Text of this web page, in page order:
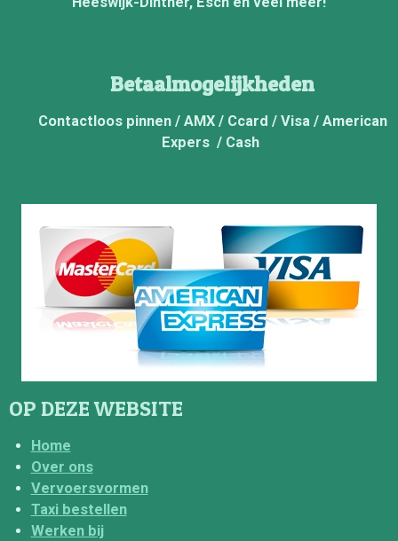
Betaalmogelijkheden
Contactloos pinnen / AMX / Ccard / Visa / American
Expers / Cash
OP DEZE WEBSITE
Home
Over ons
Vervoersvormen
Taxi bestellen
Werken bij